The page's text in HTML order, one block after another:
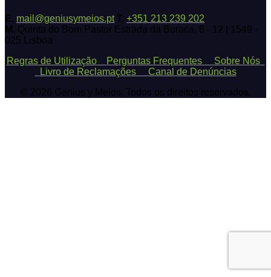
E. mail@geniusymeios.pt T. +351 213 239 202
M. Quinta do Bom Pastor Estrada da Buraca, 8 - 12 | 1549 -
025 Lisboa
Regras de Utilização
Perguntas Frequentes Sobre Nós
Livro de Reclamações Canal de Denúncias
© 2026 Genius y Meios. Todos os direitos reservados.